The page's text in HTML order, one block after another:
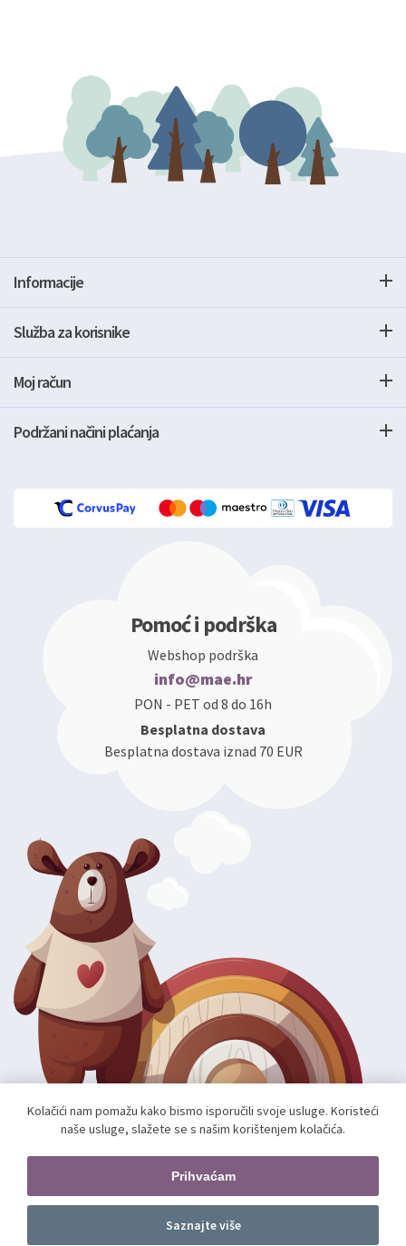
Informacije
Služba za korisnike
Moj račun
Podržani načini plaćanja
Pomoć i podrška
Webshop podrška
info@mae.hr
PON - PET od 8 do 16h
Besplatna dostava
Besplatna dostava iznad 70 EUR
Pratite nas
Kolačići nam pomažu kako bismo isporučili svoje usluge. Koristeći
naše usluge, slažete se s našim korištenjem kolačića.
Prihvaćam
Saznajte više